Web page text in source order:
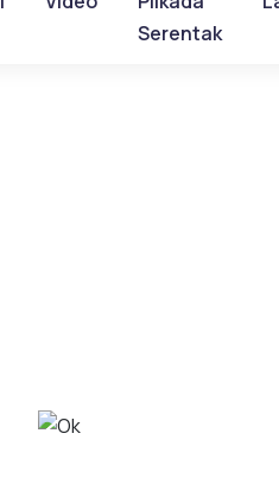
Serentak